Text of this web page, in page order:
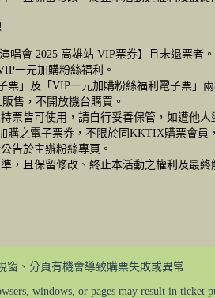
唱會 2025 高雄站 VIP票券】且未退票者。
一元加購粉絲福利。
票」及「VIP一元加購粉絲福利電子票」
售，不開放機台購買。
票皆可使用，請自行妥善保管，如遭他人
購之電子票券，不限於同KKTIX購票會員
告於主辦粉絲專頁。
，且保留修改、終止本活動之權利及最終
窗、分頁有機會導致購票失敗或異常
windows, or pages may result in ticket